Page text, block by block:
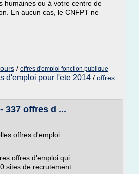
humaines ou à votre centre de
En aucun cas, le CNFPT ne
/ offres d'emploi fonction publique
d'emploi pour l'ete 2014 / offres
337 offres d ...
offres d'emploi.
offres d'emploi qui
sites de recrutement